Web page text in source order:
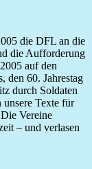
die DFL an die
die Aufforderung
auf den
den 60. Jahrestag
durch Soldaten
Texte für
Vereine
– und verlasen